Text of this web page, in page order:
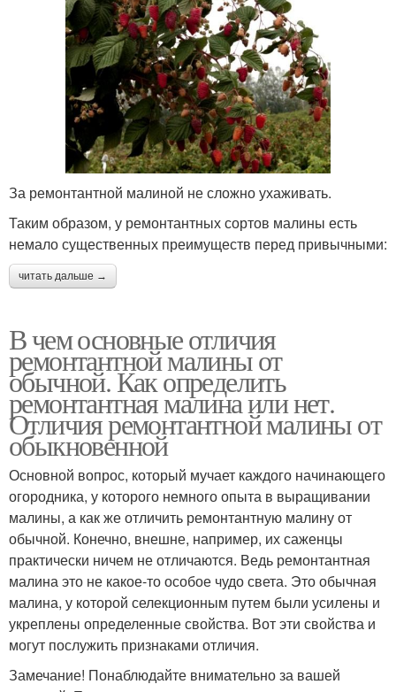
За ремонтантной малиной не сложно ухаживать.
Таким образом, у ремонтантных сортов малины есть
немало существенных преимуществ перед привычными:
читать дальше →
В чем основные отличия
ремонтантной малины от
обычной. Как определить
ремонтантная малина или нет.
Отличия ремонтантной малины от
обыкновенной
Основной вопрос, который мучает каждого начинающего
огородника, у которого немного опыта в выращивании
малины, а как же отличить ремонтантную малину от
обычной. Конечно, внешне, например, их саженцы
практически ничем не отличаются. Ведь ремонтантная
малина это не какое-то особое чудо света. Это обычная
малина, у которой селекционным путем были усилены и
укреплены определенные свойства. Вот эти свойства и
могут послужить признаками отличия.
Замечание! Понаблюдайте внимательно за вашей